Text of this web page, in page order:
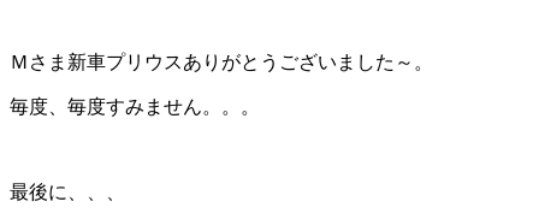
Ｍさま新車プリウスありがとうございました～。
毎度、毎度すみません。。。
最後に、、、